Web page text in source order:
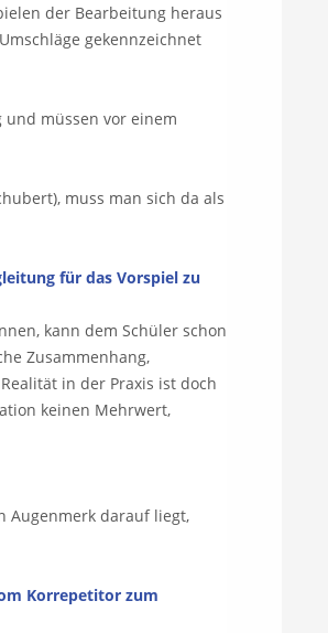
der Bearbeitung heraus
gekennzeichnet
müssen vor einem
muss man sich da als
für das Vorspiel zu
kann dem Schüler schon
Zusammenhang,
in der Praxis ist doch
keinen Mehrwert,
Augenmerk darauf liegt,
Korrepetitor zum